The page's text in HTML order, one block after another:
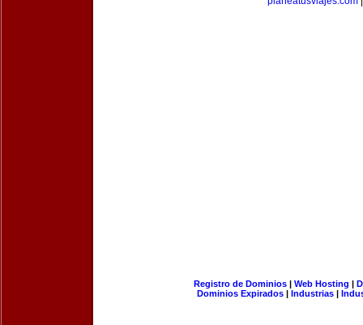
Registro de Dominios| Web Hosting |
Dominios Expirados | Industrias |